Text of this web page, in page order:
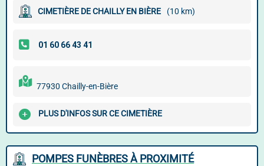
CIMETIÈRE DE CHAILLY EN BIÈRE (10 km)
77930 Chailly-en-Bière
PLUS D'INFOS SUR CE CIMETIÈRE
POMPES FUNÈBRES À PROXIMITÉ